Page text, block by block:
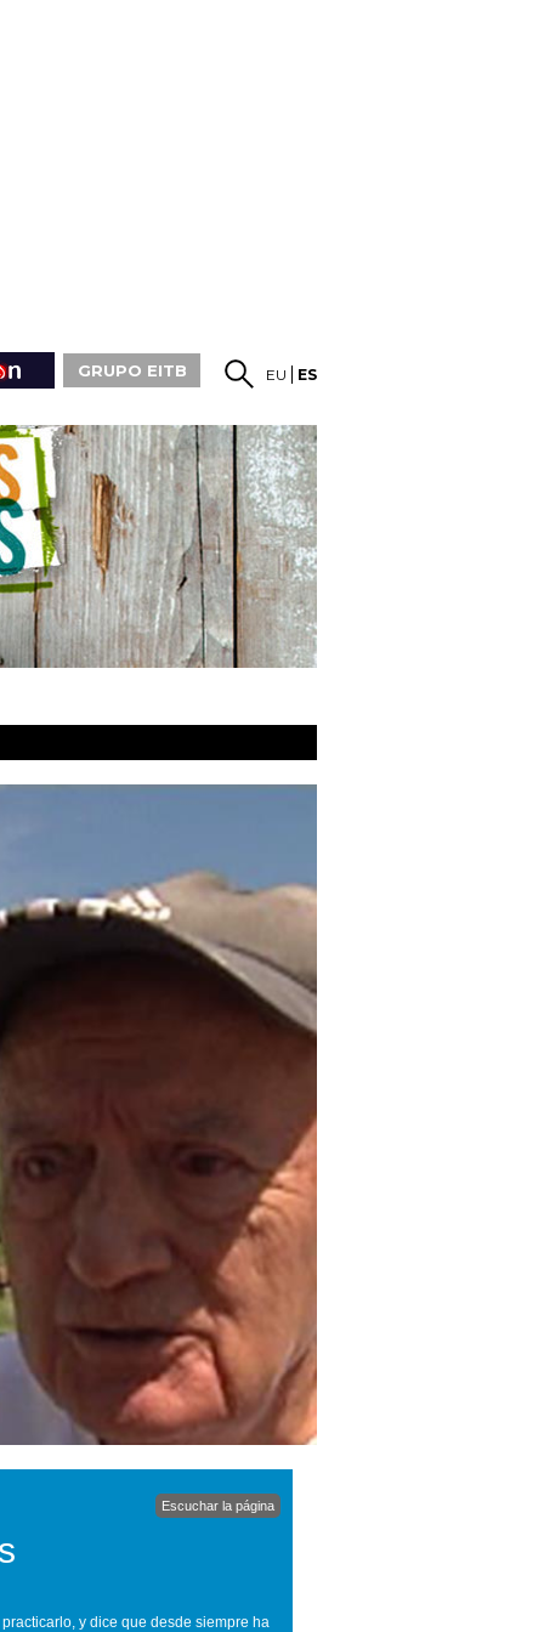
GRUPO EITB EU ES
Escuchar la página
y dice que desde siempre ha